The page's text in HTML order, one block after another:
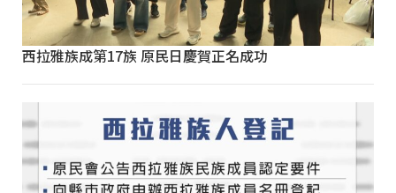
西拉雅族成第17族 原民日慶賀正名成功